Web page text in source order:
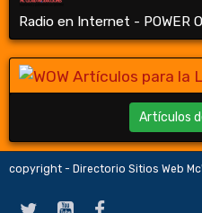
Radio en Internet - POWER
Artículos
copyright - Directorio Sitios Web